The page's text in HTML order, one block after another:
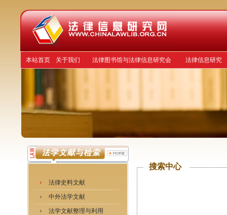
本站首页 关于我们 法律图书馆与法律信息研究会 法律信息研究
法律史料文献
中外法学文献
法学文献整理与利用
搜索中心